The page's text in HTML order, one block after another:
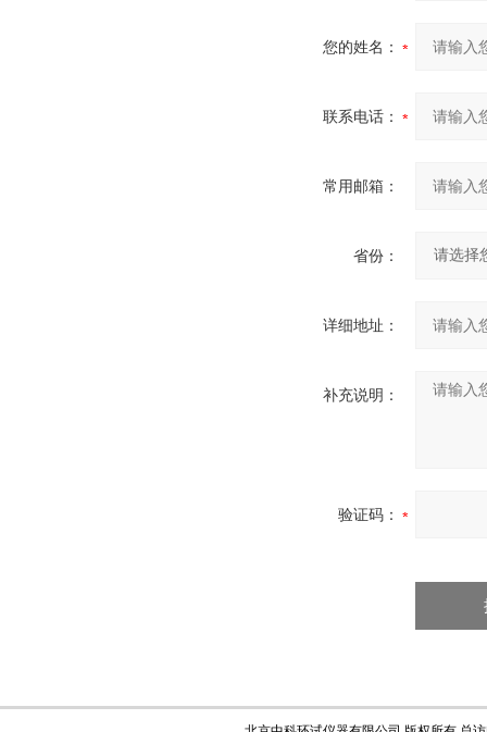
您的姓名：
联系电话：
常用邮箱：
省份：
详细地址：
补充说明：
验证码：